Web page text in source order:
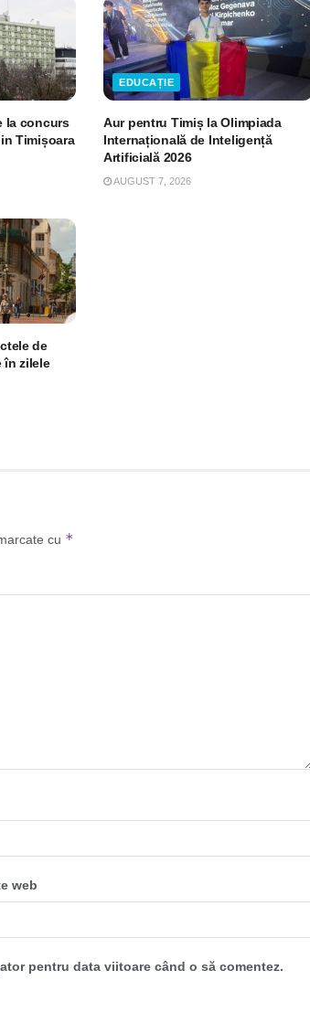
la concurs
Timișoara
EDUCAȚIE
Aur pentru Timiș la Olimpiada
Internațională de Inteligență
Artificială 2026
AUGUST 7, 2026
de
în zilele
cu *
web
pentru data viitoare când o să comentez.